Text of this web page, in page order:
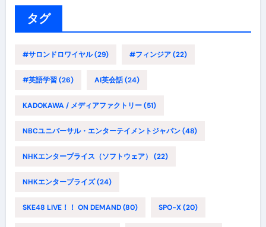
タグ
#サロンドロワイヤル(29) #フィンジア(22)
#英語学習(26) AI英会話(24)
KADOKAWA / メディアファクトリー(51)
NBCユニバーサル・エンターテイメントジャパン(48)
NHKエンタープライス（ソフトウェア） (22)
NHKエンタープライズ(24)
SKE48 LIVE！！ ON DEMAND(80) SPO-X(20)